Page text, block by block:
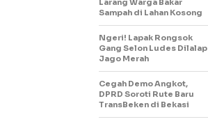
Larang Warga Bakar
Sampah di Lahan Kosong
Ngeri! Lapak Rongsok
Gang Selon Ludes Dilalap
Jago Merah
Cegah Demo Angkot,
DPRD Soroti Rute Baru
TransBeken di Bekasi